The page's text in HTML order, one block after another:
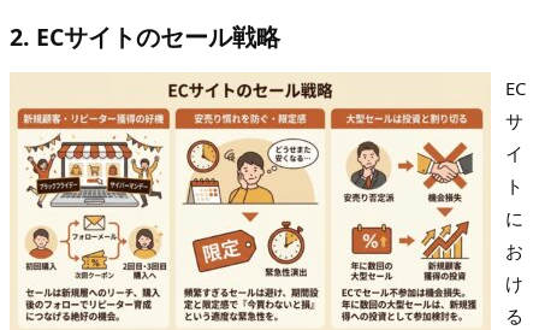
2. ECサイトのセール戦略
EC
サ
イ
ト
に
お
け
る